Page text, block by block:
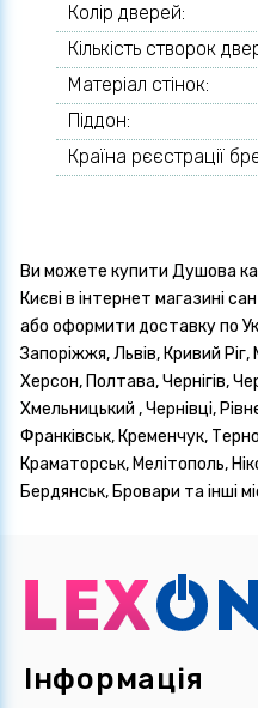
Колір дверей:
Кількість створок
Матеріал стінок:
Піддон:
Країна рєєстрації
Ви можете купити Душова
Києві в інтернет магазині
або оформити доставку по
Запоріжжя, Львів, Кривий Ріг,
Херсон, Полтава, Чернігів,
Хмельницький , Чернівці,
Франківськ, Кременчук,
Краматорськ, Мелітополь,
Бердянськ, Бровари та інші
Інформація